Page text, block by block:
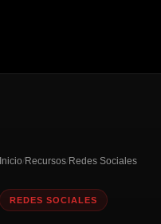
Inicio/Recursos/Redes Sociales
REDES SOCIALES